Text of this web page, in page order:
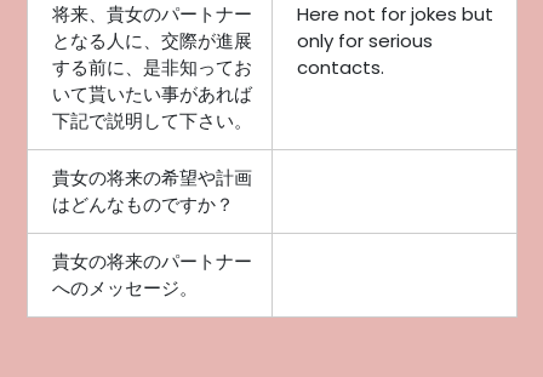
将来、貴女のパートナー
となる人に、交際が進展
する前に、是非知ってお
いて貰いたい事があれば
下記で説明して下さい。
Here not for jokes but
only for serious
contacts.
貴女の将来の希望や計画
はどんなものですか？
貴女の将来のパートナー
へのメッセージ。